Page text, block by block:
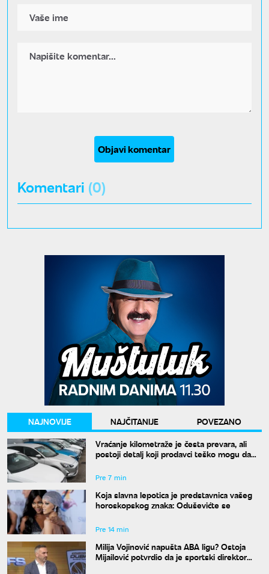
Objavi komentar
Komentari (0)
NAJNOVIJE NAJČITANIJE
POVEZANO
Vraćanje kilometraže je česta prevara, ali
postoji detalj koji prodavci teško mogu da
Pre 7 min
Koja slavna lepotica je predstavnica vašeg
horoskopskog znaka: Oduševićte se
Pre 14 min
Milija Vojinović napušta ABA ligu? Ostoja
Mijailović potvrdio da je sportski direktor